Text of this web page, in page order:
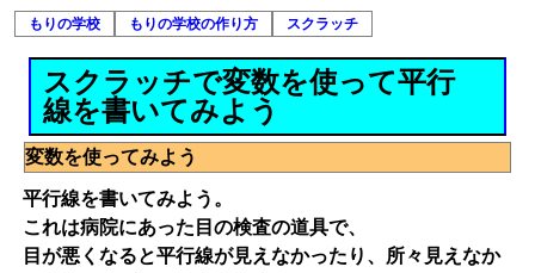
もりの学校 もりの学校の作り方 スクラッチ
スクラッチで変数を使って平行
線を書いてみよう
変数を使ってみよう
平行線を書いてみよう。
これは病院にあった目の検査の道具で、
目が悪くなると平行線が見えなかったり、所々見えなか